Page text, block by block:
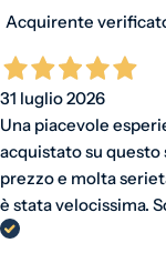
Acquirente
31 luglio 2026
Una piacevole
acquistato su
prezzo e molta
è stata velocissima.